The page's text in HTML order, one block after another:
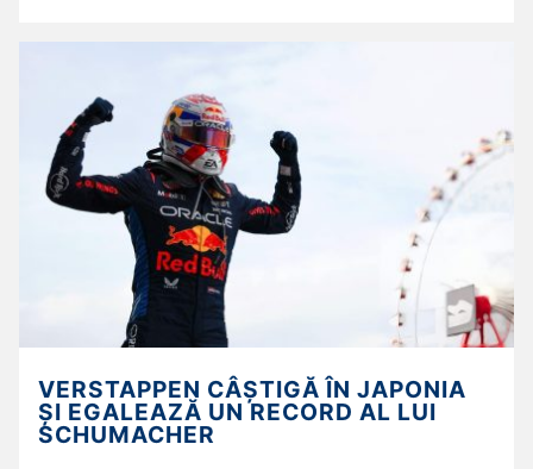
VERSTAPPEN CÂȘTIGĂ ÎN JAPONIA
ȘI EGALEAZĂ UN RECORD AL LUI
SCHUMACHER